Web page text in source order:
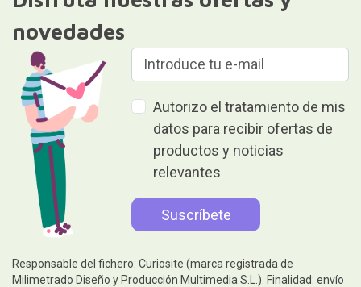
novedades
Autorizo el tratamiento de mis
datos para recibir ofertas de
productos y noticias
relevantes
Responsable del fichero: Curiosite (marca registrada de
Milimetrado Diseño y Producción Multimedia S.L.). Finalidad: envío